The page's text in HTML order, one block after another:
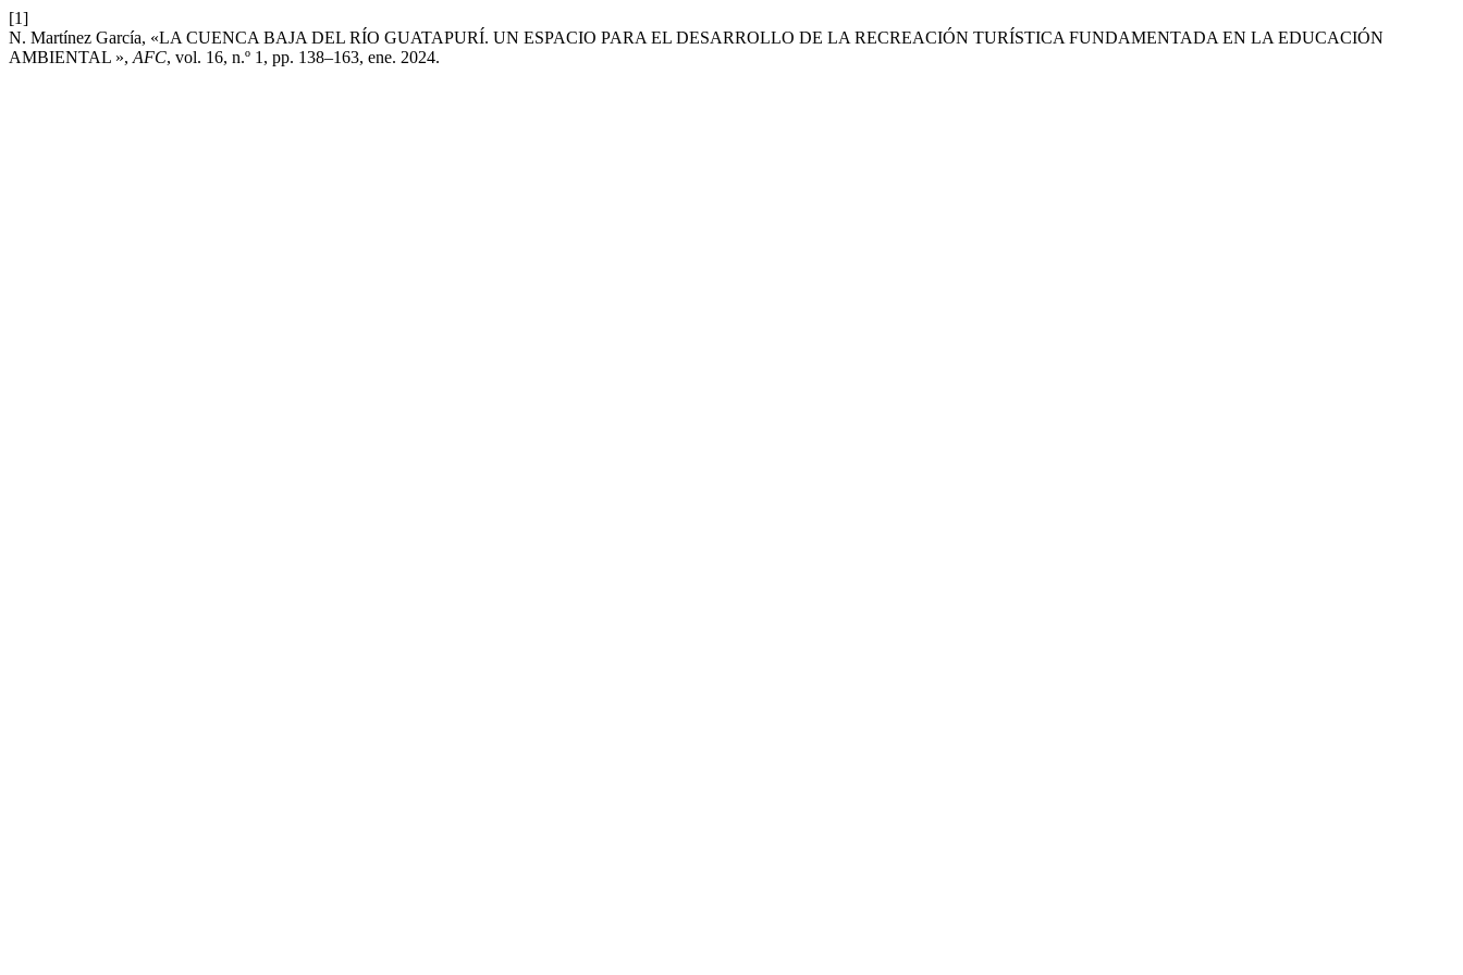
[1]
N. Martínez García, «LA CUENCA BAJA DEL RÍO GUATAPURÍ. UN ESPACIO PARA EL DESARROLLO DE LA RECREACIÓN TURÍSTICA FUNDAMENTADA EN LA EDUCACIÓN
AMBIENTAL », AFC, vol. 16, n.º 1, pp. 138–163, ene. 2024.